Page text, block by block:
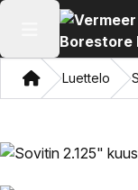
Avaa päävalikko
KotiLuettelo